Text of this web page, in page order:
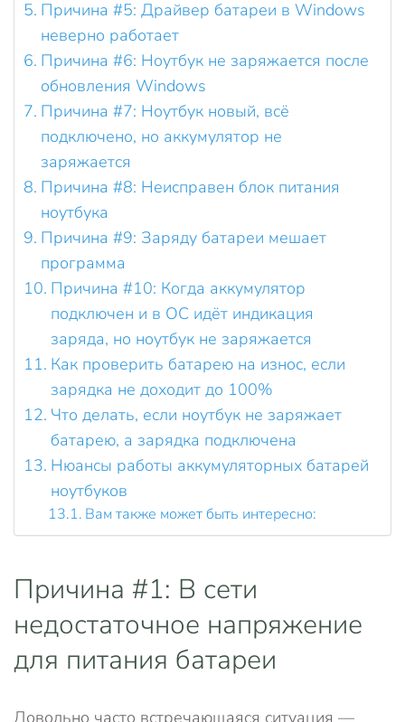
Причина #5: Драйвер батареи в Windows
неверно работает
Причина #6: Ноутбук не заряжается после
обновления Windows
Причина #7: Ноутбук новый, всё
подключено, но аккумулятор не
заряжается
Причина #8: Неисправен блок питания
ноутбука
Причина #9: Заряду батареи мешает
программа
Причина #10: Когда аккумулятор
подключен и в ОС идёт индикация
заряда, но ноутбук не заряжается
Как проверить батарею на износ, если
зарядка не доходит до 100%
Что делать, если ноутбук не заряжает
батарею, а зарядка подключена
Нюансы работы аккумуляторных батарей
ноутбуков
Вам также может быть интересно:
Причина #1: В сети
недостаточное напряжение
для питания батареи
Довольно часто встречающаяся ситуация —